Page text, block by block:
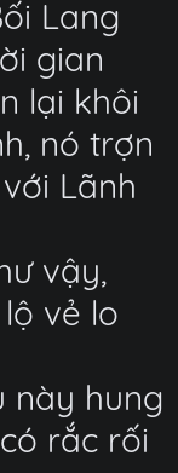
Lang
gian
lại khôi
nó trợn
Lãnh
vậy,
vẻ lo
này hung
rắc rối